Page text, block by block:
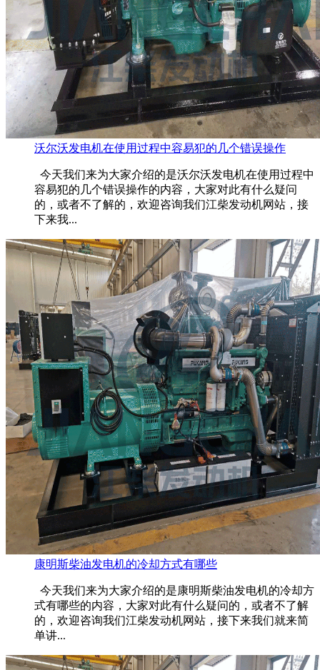
沃尔沃发电机在使用过程中容易犯的几个错误操作
今天我们来为大家介绍的是沃尔沃发电机在使用过程中
容易犯的几个错误操作的内容，大家对此有什么疑问
的，或者不了解的，欢迎咨询我们江柴发动机网站，接
下来我...
康明斯柴油发电机的冷却方式有哪些
今天我们来为大家介绍的是康明斯柴油发电机的冷却方
式有哪些的内容，大家对此有什么疑问的，或者不了解
的，欢迎咨询我们江柴发动机网站，接下来我们就来简
单讲...